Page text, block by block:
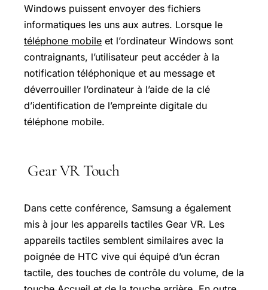
Windows puissent envoyer des fichiers
informatiques les uns aux autres. Lorsque le
téléphone mobile et l’ordinateur Windows sont
contraignants, l’utilisateur peut accéder à la
notification téléphonique et au message et
déverrouiller l’ordinateur à l’aide de la clé
d’identification de l’empreinte digitale du
téléphone mobile.
Gear VR Touch
Dans cette conférence, Samsung a également
mis à jour les appareils tactiles Gear VR. Les
appareils tactiles semblent similaires avec la
poignée de HTC vive qui équipé d’un écran
tactile, des touches de contrôle du volume, de la